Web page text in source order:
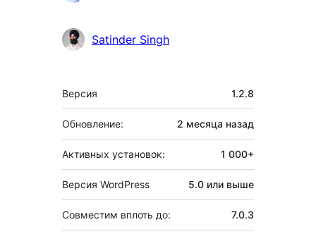
Satinder Singh
Мета
Версия 1.2.8
Обновление: 2 месяца назад
Активных установок: 1 000+
Версия WordPress 5.0 или выше
Совместим вплоть до: 7.0.3